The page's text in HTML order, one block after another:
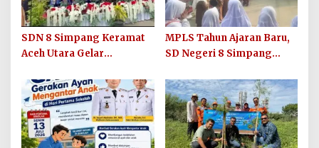
SDN 8 Simpang Keramat
Aceh Utara Gelar
Tahun Ajaran 2026/2027
MPLS Tahun Ajaran Baru,
SD Negeri 8 Simpang
Sekolah Berkualitas dan
Berkarakter